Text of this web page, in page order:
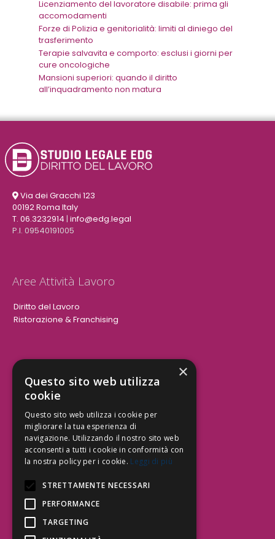
Licenziamento del lavoratore disabile: prima gli
accomodamenti
Forze di Polizia e genitorialità: limiti al diniego del
trasferimento
Terapie salvavita e comporto: esclusi i giorni per
cure oncologiche
Mansioni superiori: quando il diritto
all’inquadramento non matura
Via dei Gracchi 123
00192 Roma Italy
T. 06.3232914 | info@edg.legal
P.I. 09540191005
Aree Attività Lavoro
Diritto del Lavoro
Ristorazione & Franchising
Aree Attività Civile
Tutele del Credito
Responsabilità Civile
Contrattualistica
Segui lo Studio EDG sui social.
×
Questo sito web utilizza
cookie
Questo sito web utilizza i cookie per
migliorare la tua esperienza di
navigazione. Utilizzando il nostro sito web
acconsenti a tutti i cookie in conformità con
la nostra policy per i cookie. Leggi di più
STRETTAMENTE NECESSARI
PERFORMANCE
TARGETING